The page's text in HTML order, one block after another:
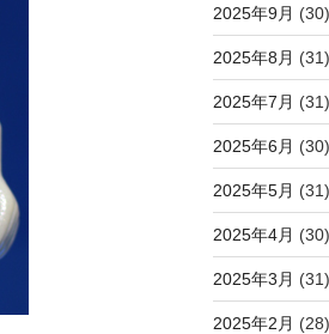
2025年9月 (30)
2025年8月 (31)
2025年7月 (31)
2025年6月 (30)
2025年5月 (31)
2025年4月 (30)
2025年3月 (31)
2025年2月 (28)